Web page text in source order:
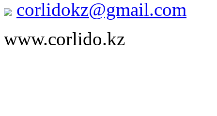
corlidokz@gmail.com
www.corlido.kz